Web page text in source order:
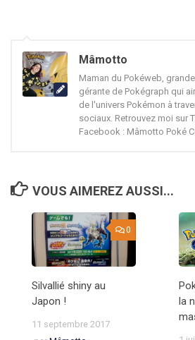
Mâmotto
Maman du Pokéweb,
gérante de Pokégraph qui
de l'univers Pokémon à
sociaux. Retrouvez moi sur
Facebook : Mâmotto Poké
VOUS AIMEREZ AUSSI...
0
Silvallié shiny au
Japon !
11 septembre 2017
la